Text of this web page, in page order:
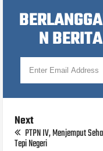
N BERITA
Next
PTPN IV, Menjemput
Tepi Negeri